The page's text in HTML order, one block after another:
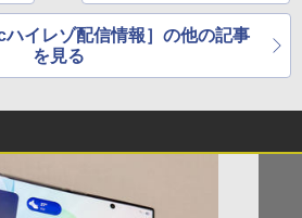
ハイレゾ配信情報］の他の記事
を見る